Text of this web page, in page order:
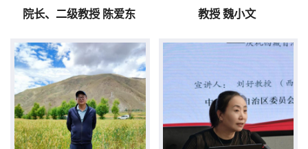
院长、二级教授 陈爱东 教授 魏小文